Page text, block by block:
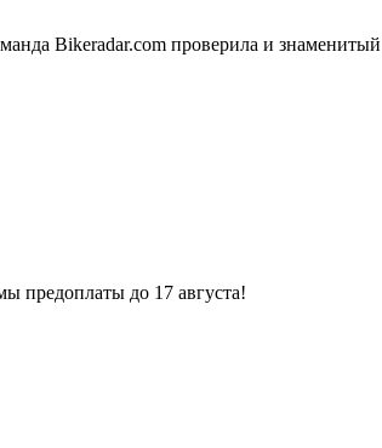
Bikeradar.com проверила и
предоплаты до 17 августа!